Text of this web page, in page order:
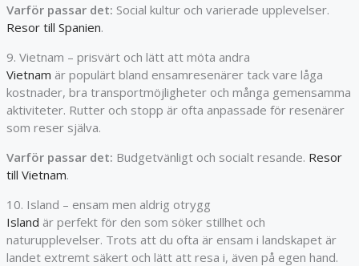
Varför passar det: Social kultur och varierade upplevelser.
Resor till Spanien.
9. Vietnam – prisvärt och lätt att möta andra
Vietnam är populärt bland ensamresenärer tack vare låga
kostnader, bra transportmöjligheter och många gemensamma
aktiviteter. Rutter och stopp är ofta anpassade för resenärer
som reser själva.
Varför passar det: Budgetvänligt och socialt resande. Resor
till Vietnam.
10. Island – ensam men aldrig otrygg
Island är perfekt för den som söker stillhet och
naturupplevelser. Trots att du ofta är ensam i landskapet är
landet extremt säkert och lätt att resa i, även på egen hand.